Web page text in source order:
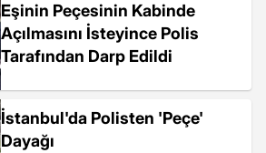
Eşinin Peçesinin Kabinde
Açılmasını İsteyince Polis
Tarafından Darp Edildi
İstanbul'da Polisten 'Peçe'
Dayağı